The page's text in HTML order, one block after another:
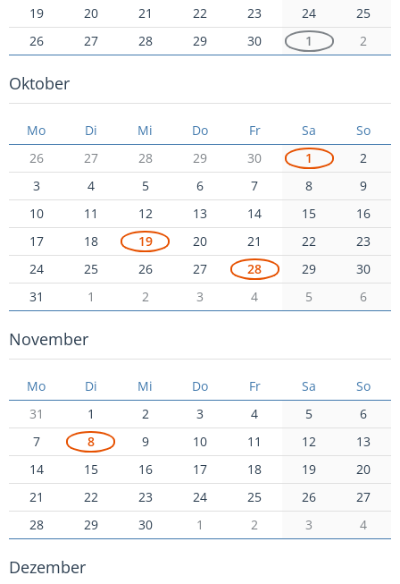
19
20 21 22 23 24
25
26
27 28 29 30 1 2
Oktober
Mo Di Mi Do Fr Sa
So
26
27 28 29 30 1
2
3
4 5 6 7 8
9
10
11 12 13 14 15
16
17
18 19 20 21 22
23
24
25 26 27 28 29
30
31
1 2 3 4 5 6
November
Mo Di Mi Do Fr Sa
So
31
1 2 3 4 5
6
7
8 9 10 11 12
13
14
15 16 17 18 19
20
21
22 23 24 25 26
27
28
29 30 1 2 3 4
Dezember